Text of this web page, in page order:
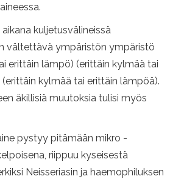
kuljetusvälineissä
vältettävä ympäristön ympäristö
erittäin lämpö) (erittäin kylmää tai
kylmää tai erittäin lämpöä).
äkillisiä muutoksia tulisi myös
pystyy pitämään mikro -
riippuu kyseisestä
Neisseriasin ja haemophiluksen